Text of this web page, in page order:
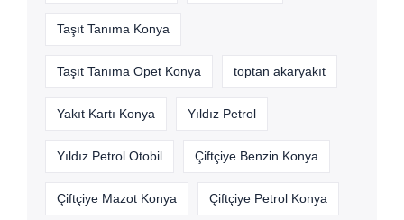
Taşıt Tanıma Konya
Taşıt Tanıma Opet Konya toptan akaryakıt
Yakıt Kartı Konya Yıldız Petrol
Yıldız Petrol Otobil Çiftçiye Benzin Konya
Çiftçiye Mazot Konya Çiftçiye Petrol Konya